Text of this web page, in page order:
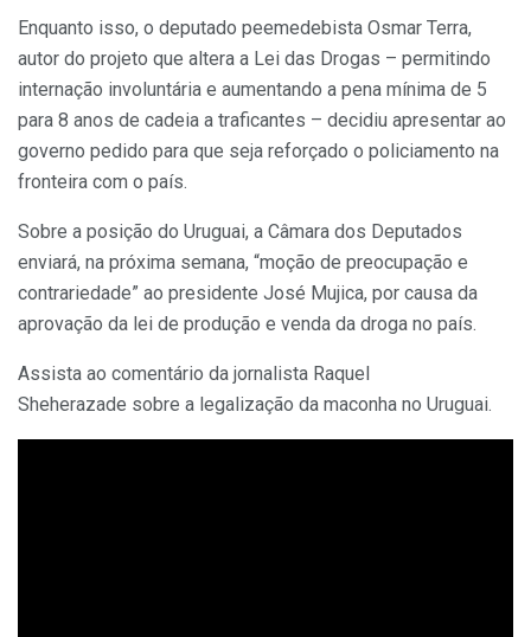
Enquanto isso, o deputado peemedebista Osmar Terra,
autor do projeto que altera a Lei das Drogas – permitindo
internação involuntária e aumentando a pena mínima de 5
para 8 anos de cadeia a traficantes – decidiu apresentar ao
governo pedido para que seja reforçado o policiamento na
fronteira com o país.
Sobre a posição do Uruguai, a Câmara dos Deputados
enviará, na próxima semana, “moção de preocupação e
contrariedade” ao presidente José Mujica, por causa da
aprovação da lei de produção e venda da droga no país.
Assista ao comentário da jornalista Raquel
Sheherazade sobre a legalização da maconha no Uruguai.